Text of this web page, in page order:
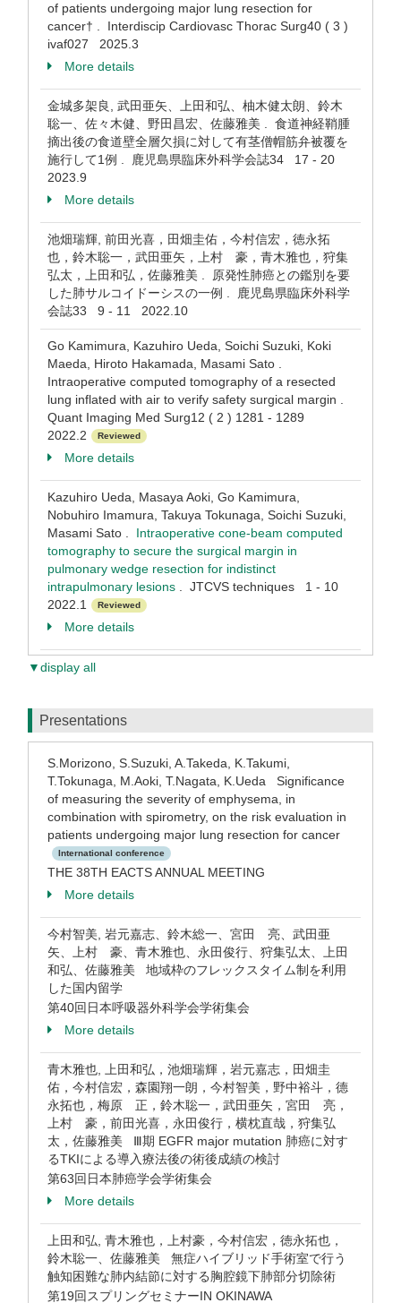
of patients undergoing major lung resection for
cancer† . Interdiscip Cardiovasc Thorac Surg40 ( 3 )
ivaf027 2025.3
More details
金城多架良, 武田亜矢、上田和弘、柚木健太朗、鈴木
聡一、佐々木健、野田昌宏、佐藤雅美 . 食道神経鞘腫
摘出後の食道壁全層欠損に対して有茎僧帽筋弁被覆を
施行して1例 . 鹿児島県臨床外科学会誌34 17 - 20
2023.9
More details
池畑瑞輝, 前田光喜，田畑圭佑，今村信宏，徳永拓
也，鈴木聡一，武田亜矢，上村 豪，青木雅也，狩集
弘太，上田和弘，佐藤雅美 . 原発性肺癌との鑑別を要
した肺サルコイドーシスの一例 . 鹿児島県臨床外科学
会誌33 9 - 11 2022.10
Go Kamimura, Kazuhiro Ueda, Soichi Suzuki, Koki
Maeda, Hiroto Hakamada, Masami Sato .
Intraoperative computed tomography of a resected
lung inflated with air to verify safety surgical margin .
Quant Imaging Med Surg12 ( 2 ) 1281 - 1289
2022.2
Reviewed
More details
Kazuhiro Ueda, Masaya Aoki, Go Kamimura,
Nobuhiro Imamura, Takuya Tokunaga, Soichi Suzuki,
Masami Sato . Intraoperative cone-beam computed
tomography to secure the surgical margin in
pulmonary wedge resection for indistinct
intrapulmonary lesions . JTCVS techniques 1 - 10
2022.1
Reviewed
More details
▼display all
Presentations
S.Morizono, S.Suzuki, A.Takeda, K.Takumi,
T.Tokunaga, M.Aoki, T.Nagata, K.Ueda Significance
of measuring the severity of emphysema, in
combination with spirometry, on the risk evaluation in
patients undergoing major lung resection for cancer
International conference
THE 38TH EACTS ANNUAL MEETING
More details
今村智美, 岩元嘉志、鈴木総一、宮田 亮、武田亜
矢、上村 豪、青木雅也、永田俊行、狩集弘太、上田
和弘、佐藤雅美 地域枠のフレックスタイム制を利用
した国内留学
第40回日本呼吸器外科学会学術集会
More details
青木雅也, 上田和弘，池畑瑞輝，岩元嘉志，田畑圭
佑，今村信宏，森園翔一朗，今村智美，野中裕斗，德
永拓也，梅原 正，鈴木聡一，武田亜矢，宮田 亮，
上村 豪，前田光喜，永田俊行，横枕直哉，狩集弘
太，佐藤雅美 Ⅲ期 EGFR major mutation 肺癌に対す
るTKIによる導入療法後の術後成績の検討
第63回日本肺癌学会学術集会
More details
上田和弘, 青木雅也，上村豪，今村信宏，徳永拓也，
鈴木聡一、佐藤雅美 無症ハイブリッド手術室で行う
触知困難な肺内結節に対する胸腔鏡下肺部分切除術
第19回スプリングセミナーIN OKINAWA